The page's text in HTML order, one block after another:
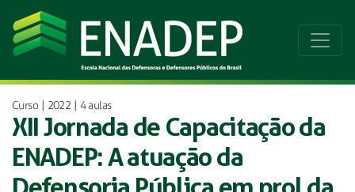
Curso | 2022 | 4 aulas
XII Jornada de Capacitação da
ENADEP: A atuação da